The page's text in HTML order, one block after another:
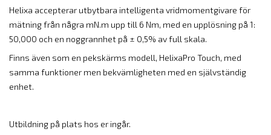
Helixa accepterar utbytbara intelligenta vridmomentgivare för
mätning från några mN.m upp till 6 Nm, med en upplösning på 1:
50,000 och en noggrannhet på ± 0,5% av full skala.
Finns även som en pekskärms modell, HelixaPro Touch, med
samma funktioner men bekvämligheten med en självständig
enhet.
Utbildning på plats hos er ingår.